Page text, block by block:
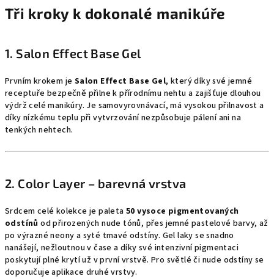
Tři kroky k dokonalé manikúře
1. Salon Effect Base Gel
Prvním krokem je Salon Effect Base Gel, který díky své jemné
receptuře bezpečně přilne k přírodnímu nehtu a zajišťuje dlouhou
výdrž celé manikúry. Je samovyrovnávací, má vysokou přilnavost a
díky nízkému teplu při vytvrzování nezpůsobuje pálení ani na
tenkých nehtech.
2. Color Layer – barevná vrstva
Srdcem celé kolekce je paleta 50 vysoce pigmentovaných
odstínů od přirozených nude tónů, přes jemné pastelové barvy, až
po výrazné neony a syté tmavé odstíny. Gel laky se snadno
nanášejí, nežloutnou v čase a díky své intenzivní pigmentaci
poskytují plné krytí už v první vrstvě. Pro světlé či nude odstíny se
doporučuje aplikace druhé vrstvy.